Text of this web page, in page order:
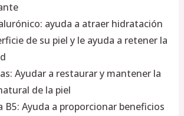
ayuda a atraer hidratación
de su piel y le ayuda a retener la
Ayudar a restaurar y mantener la
de la piel
B5: Ayuda a proporcionar beneficios